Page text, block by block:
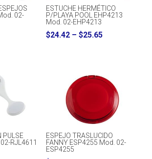
02-
ESTUCHE HERMÉTICO
P/PLAYA POOL EHP4213
Mod. 02-EHP4213
$24.42 – $25.65Price
$25.65
PULSE
RJL4611
ESPEJO TRASLUCIDO
FANNY ESP4255 Mod. 02-
ESP4255